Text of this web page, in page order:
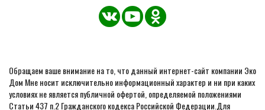
Обращаем ваше внимание на то, что данный интернет-сайт компании Эко
Дом Мне носит исключительно информационный характер и ни при каких
условиях не является публичной офертой, определяемой положениями
Статьи 437 п.2 Гражданского кодекса Российской Федерации.Для